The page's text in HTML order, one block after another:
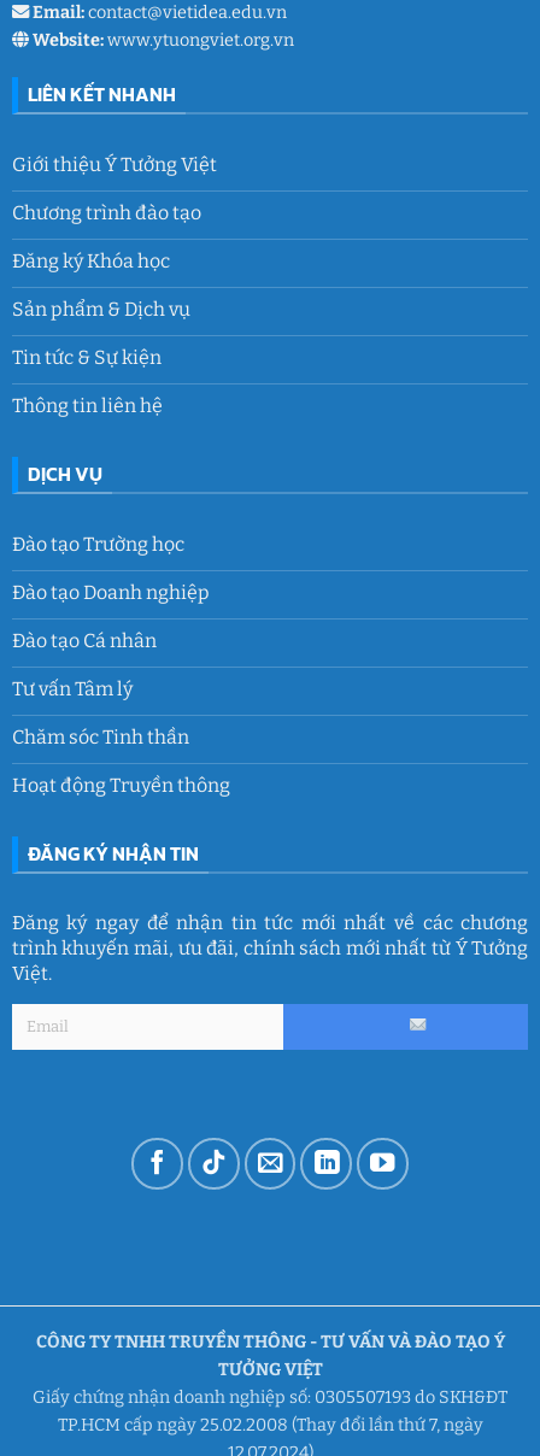
Email:contact@vietidea.edu.vn
Website:www.ytuongviet.org.vn
LIÊN KẾT NHANH
Giới thiệu Ý Tưởng Việt
Chương trình đào tạo
Đăng ký Khóa học
Sản phẩm & Dịch vụ
Tin tức & Sự kiện
Thông tin liên hệ
DỊCH VỤ
Đào tạo Trường học
Đào tạo Doanh nghiệp
Đào tạo Cá nhân
Tư vấn Tâm lý
Chăm sóc Tinh thần
Hoạt động Truyền thông
ĐĂNG KÝ NHẬN TIN
Đăng ký ngay để nhận tin tức mới nhất về các chương
trình khuyến mãi, ưu đãi, chính sách mới nhất từ Ý Tưởng
Việt.
CÔNG TY TNHH TRUYỀN THÔNG - TƯ VẤN VÀ ĐÀO TẠO Ý
TƯỞNG VIỆT
Giấy chứng nhận doanh nghiệp số: 0305507193 do SKH&ĐT
TP.HCM cấp ngày 25.02.2008 (Thay đổi lần thứ 7, ngày